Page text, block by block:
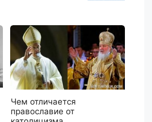
Чем отличается
православие от